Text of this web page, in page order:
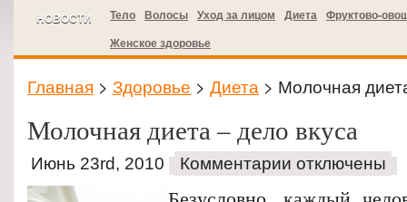
НОВОСТИ Тело Волосы Уход за лицом Диета Фруктово-
Женское здоровье
Главная > Здоровье > Диета > Молочная
Молочная диета – дело вкуса
Июнь 23rd, 2010 Комментарии отключены